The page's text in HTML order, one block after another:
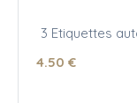
3 Etiquettes
4.50 €